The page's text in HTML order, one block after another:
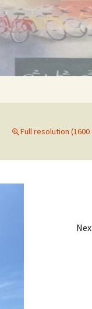
Full resolution (1600